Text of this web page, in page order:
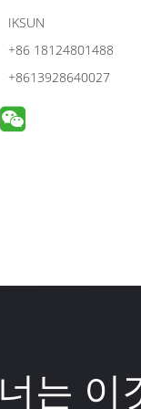
IKSUN
+86 18124801488
+8613928640027
너는 이